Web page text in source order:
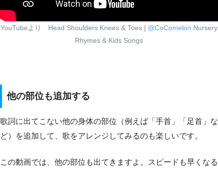
YouTubeより Head Shoulders Knees & Toes | ‪@CoComelon‬ Nursery
Rhymes & Kids Songs
他の部位も追加する
歌詞に出てこない他の身体の部位（例えば「手首」「足首」な
ど）を追加して、歌をアレンジしてみるのも楽しいです。
この動画では、他の部位も出てきますよ。スピードも早くなる